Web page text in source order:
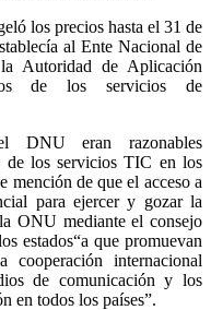
los precios hasta el 31 de
al Ente Nacional de
Autoridad de Aplicación
de los servicios de
DNU eran razonables
de los servicios TIC en los
mención de que el acceso a
para ejercer y gozar la
ONU mediante el consejo
estados“a que promuevan
internacional
de comunicación y los
en todos los países”.